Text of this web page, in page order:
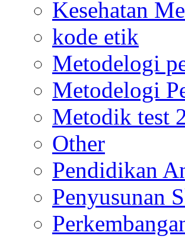
Kesehatan
kode etik
Metodelogi
Metodelogi
Metodik test
Other
Pendidikan
Penyusunan